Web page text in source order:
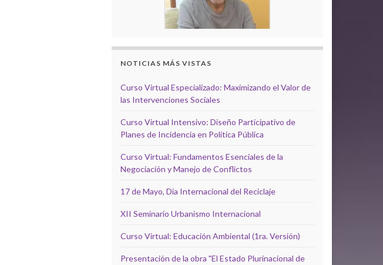
NOTICIAS MÁS VISTAS
Curso Virtual Especializado: Maximizando el Valor de
las Intervenciones Sociales
Curso Virtual Intensivo: Diseño Participativo de
Planes de Incidencia en Política Pública
Curso Virtual: Fundamentos Esenciales de la
Negociación y Manejo de Conflictos
17 de Mayo, Día Internacional del Reciclaje
XII Seminario Urbanismo Internacional
Curso Virtual: Educación Ambiental (1ra. Versión)
Presentación de la obra "El Estado Plurinacional de